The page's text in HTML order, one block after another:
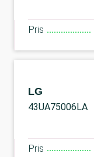
Pris
LG
43UA75006LA
Pris